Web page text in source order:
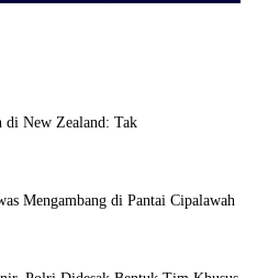
di New Zealand: Tak
Mengambang di Pantai Cipalawah